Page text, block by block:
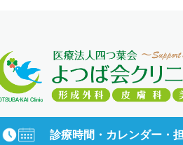
診療時間・カレンダー・